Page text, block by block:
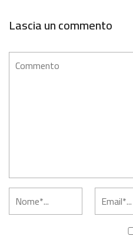
Lascia un commento